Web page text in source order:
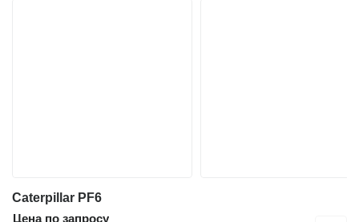
Caterpillar PF6
Цена по запросу